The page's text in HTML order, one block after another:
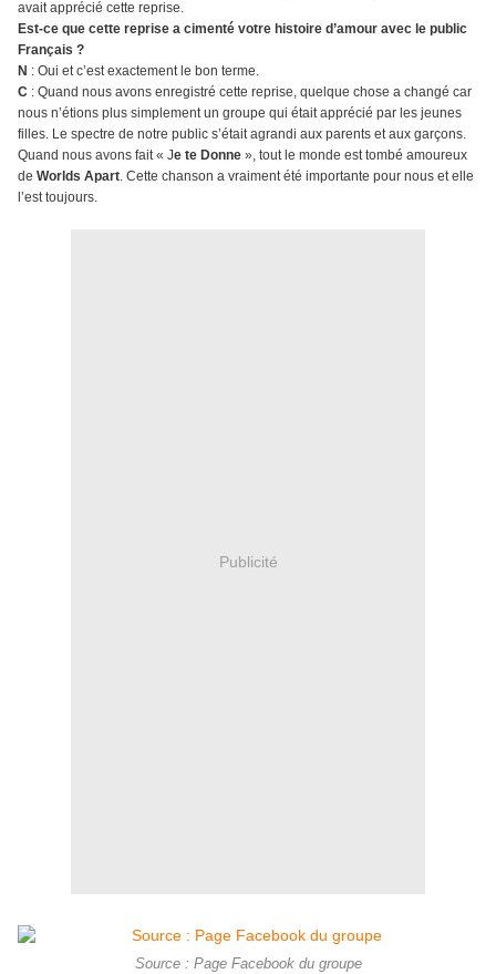
avait apprécié cette reprise.
Est-ce que cette reprise a cimenté votre histoire d’amour avec le public
Français ?
N : Oui et c’est exactement le bon terme.
C : Quand nous avons enregistré cette reprise, quelque chose a changé car
nous n’étions plus simplement un groupe qui était apprécié par les jeunes
filles. Le spectre de notre public s’était agrandi aux parents et aux garçons.
Quand nous avons fait « Je te Donne », tout le monde est tombé amoureux
de Worlds Apart. Cette chanson a vraiment été importante pour nous et elle
l’est toujours.
Publicité
Source : Page Facebook du groupe